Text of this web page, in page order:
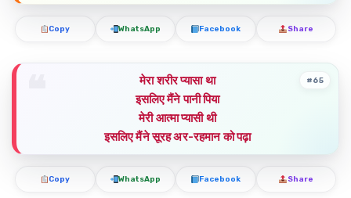
Copy WhatsApp Facebook Share
मेरा शरीर प्यासा था
इसलिए मैंने पानी पिया
मेरी आत्मा प्यासी थी
इसलिए मैंने सूरह अर-रहमान को पढ़ा
#65
Copy WhatsApp Facebook Share